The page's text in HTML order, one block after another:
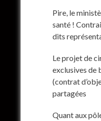
Pire, le
santé !
dits
Le projet de
exclusives de
(contrat
partagées
Quant aux